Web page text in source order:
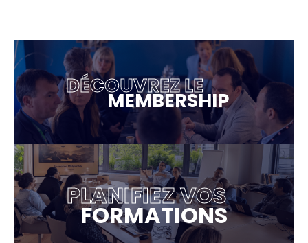
DÉCOUVREZ LE
MEMBERSHIP
PLANIFIEZ VOS
FORMATIONS